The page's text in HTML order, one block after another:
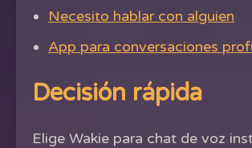
Necesito hablar con alguien
App para conversaciones
Decisión rápida
Elige Wakie para chat de voz